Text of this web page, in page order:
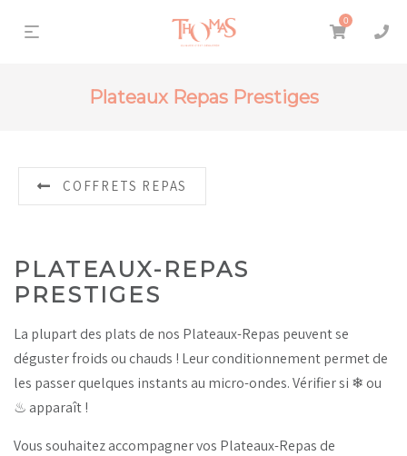
0
Plateaux Repas Prestiges
COFFRETS REPAS
PLATEAUX-REPAS
PRESTIGES
La plupart des plats de nos Plateaux-Repas peuvent se
déguster froids ou chauds ! Leur conditionnement permet de
les passer quelques instants au micro-ondes. Vérifier si ❄ ou
♨ apparaît !
Vous souhaitez accompagner vos Plateaux-Repas de